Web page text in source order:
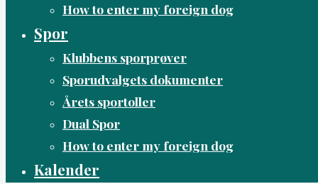
How to enter my foreign dog
Spor
Klubbens sporprøver
Sporudvalgets dokumenter
Årets sportoller
Dual Spor
How to enter my foreign dog
Kalender